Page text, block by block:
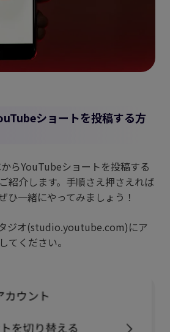
ショートを投稿する方
らYouTubeショートを投稿する
紹介します。手順さえ押さえれば
ひ一緒にやってみましょう！
ジオ(studio.youtube.com)にア
てください。